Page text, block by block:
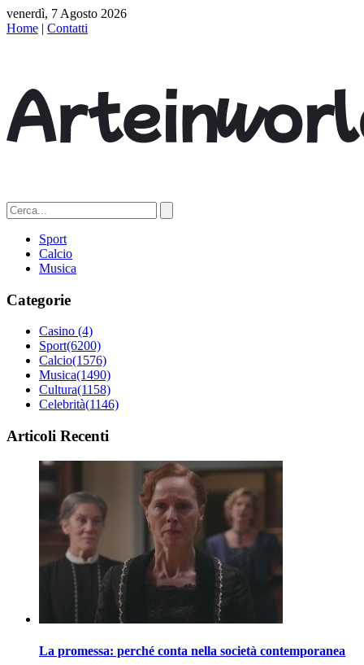
venerdì, 7 Agosto 2026
Home | Contatti
Sport
Calcio
Musica
Categorie
Casino (4)
Sport(6200)
Calcio(1576)
Musica(1490)
Cultura(1158)
Celebrità(1146)
Articoli Recenti
La promessa: perché conta nella società contemporanea